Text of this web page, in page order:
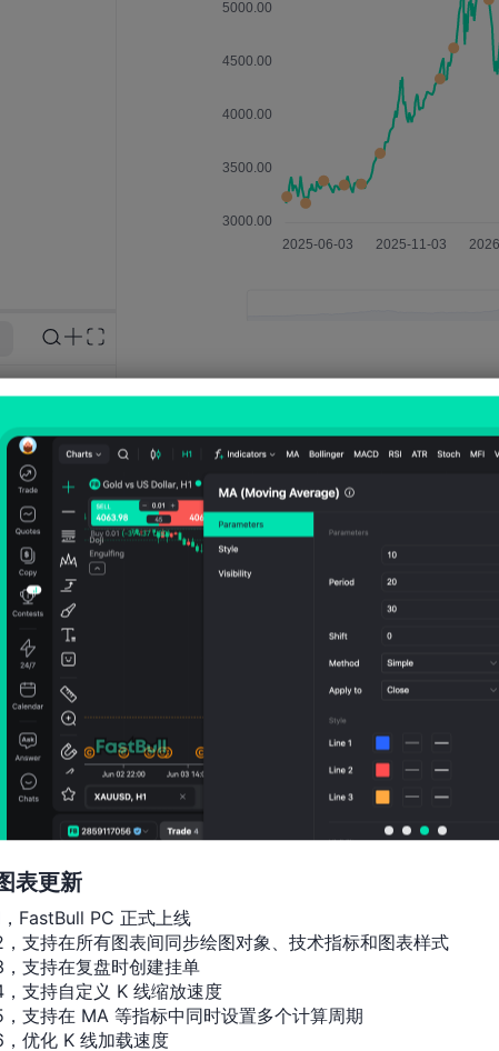
美国
CPI
(季调
后) (6
2026-
美国
(未季
月)
公布值
333.952
2026-
公布值
-0.4%
价指数
率 (6
率 (不
表更新
，FastBull PC 正式上线
，支持在所有图表间同步绘图对象、技术指标和图表样式
，支持在复盘时创建挂单
，支持自定义 K 线缩放速度
，支持在 MA 等指标中同时设置多个计算周期
，优化 K 线加载速度